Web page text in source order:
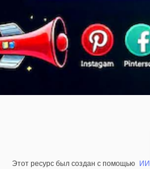
Этот ресурс был создан с помощью ИИ